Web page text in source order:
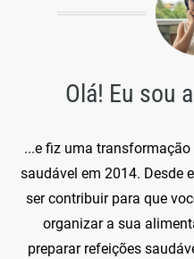
Olá! Eu sou
...e fiz uma
saudável em 2014. Desde
ser contribuir para que
organizar a sua
preparar refeições